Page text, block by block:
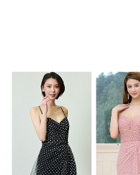
立てる一着。